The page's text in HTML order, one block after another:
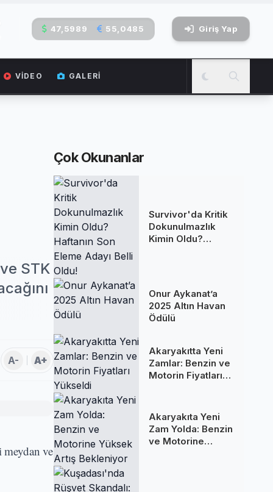
47,5989 55,0485 Giriş Yap
VIDEO GALERI
STK
A- A+
ve
Çok Okunanlar
Survivor'da Kritik
Dokunulmazlık
Kimin Oldu?
Onur Aykanat’a
2025 Altın Havan
Ödülü
Akaryakıtta Yeni
Zamlar: Benzin ve
Motorin Fiyatları
Akaryakıta Yeni
Zam Yolda: Benzin
ve Motorine